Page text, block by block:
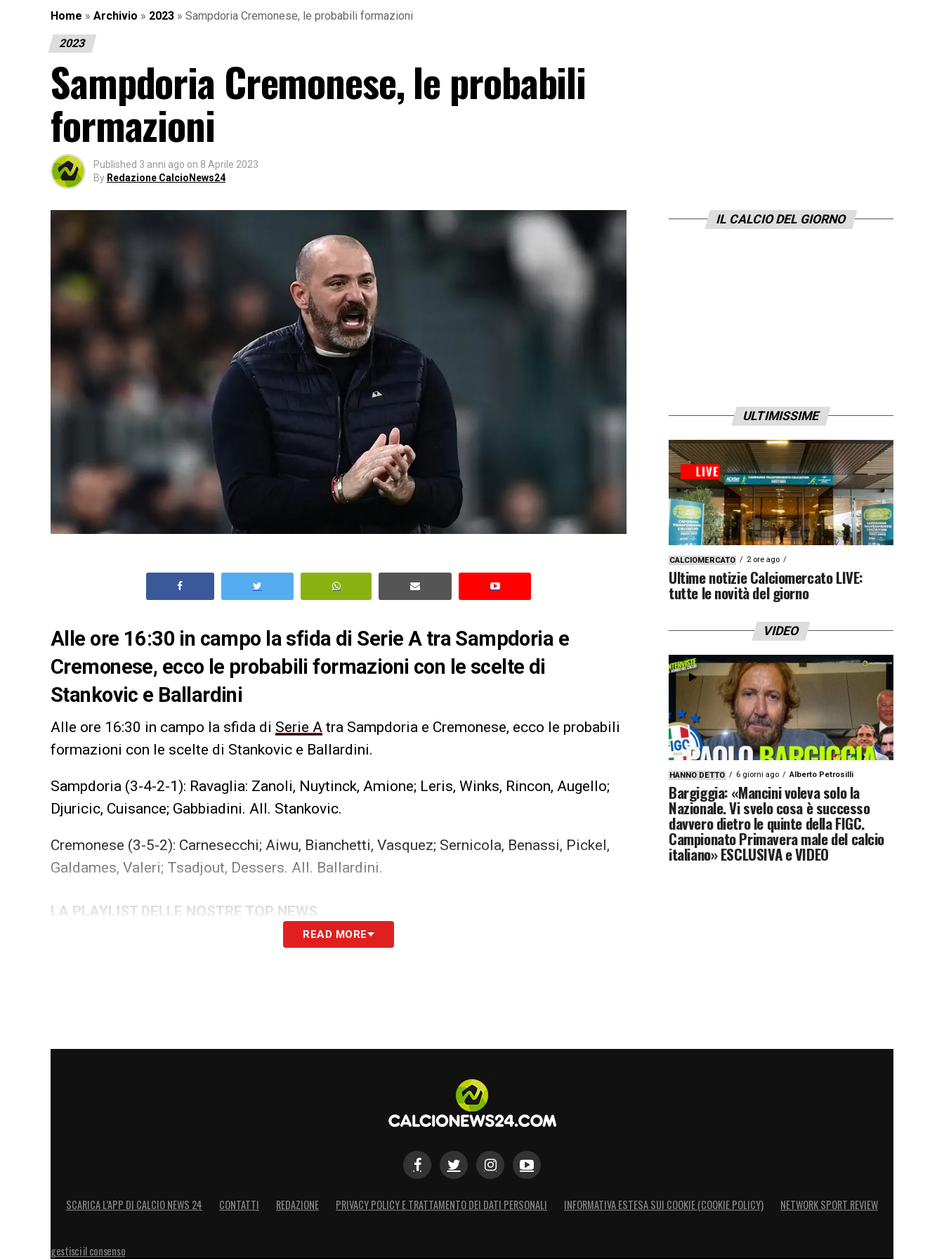
Home » Archivio » 2023 » Sampdoria Cremonese, le probabili formazioni
2023
Sampdoria Cremonese, le probabili
formazioni
Published 3 anni ago on 8 Aprile 2023
By Redazione CalcioNews24
Alle ore 16:30 in campo la sfida di Serie A tra Sampdoria e
Cremonese, ecco le probabili formazioni con le scelte di
Stankovic e Ballardini
Alle ore 16:30 in campo la sfida di Serie A tra Sampdoria e Cremonese, ecco le probabili
formazioni con le scelte di Stankovic e Ballardini.
Sampdoria (3-4-2-1): Ravaglia: Zanoli, Nuytinck, Amione; Leris, Winks, Rincon, Augello;
Djuricic, Cuisance; Gabbiadini. All. Stankovic.
Cremonese (3-5-2): Carnesecchi; Aiwu, Bianchetti, Vasquez; Sernicola, Benassi, Pickel,
Galdames, Valeri; Tsadjout, Dessers. All. Ballardini.
LA PLAYLIST DELLE NOSTRE TOP NEWS
READ MORE
IL CALCIO DEL GIORNO
ULTIMISSIME
CALCIOMERCATO 2 ore ago
Ultime notizie Calciomercato LIVE:
tutte le novità del giorno
VIDEO
HANNO DETTO 6 giorni ago Alberto Petrosilli
Bargiggia: «Mancini voleva solo la
Nazionale. Vi svelo cosa è successo
davvero dietro le quinte della FIGC.
Campionato Primavera male del calcio
italiano» ESCLUSIVA e VIDEO
SCARICA L’APP DI CALCIO NEWS 24 CONTATTI REDAZIONE PRIVACY POLICY E TRATTAMENTO DEI DATI PERSONALI INFORMATIVA ESTESA SUI COOKIE (COOKIE POLICY) NETWORK SPORT REVIEW
gestisci il consenso